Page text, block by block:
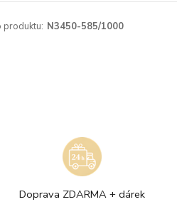
produktu: N3450-585/1000
Doprava ZDARMA + dárek